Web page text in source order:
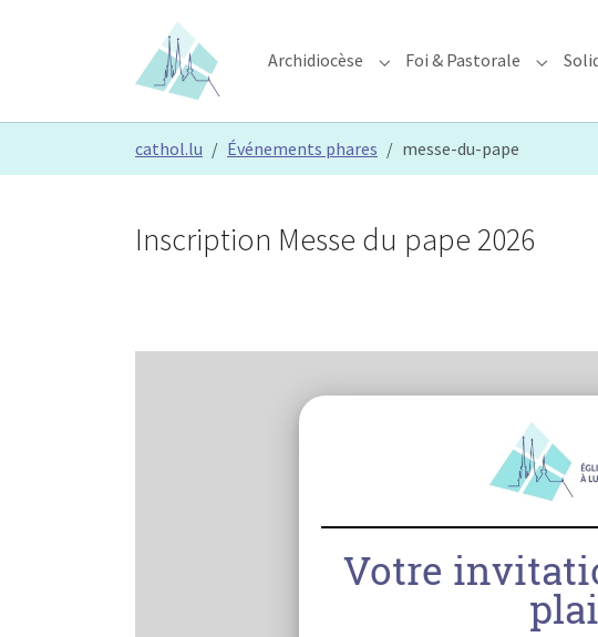
Archidiocèse Submenu for "Archidiocèse"
Foi & Pastorale
cathol.lu Événements phares messe-du-pape
Inscription Messe du pape 2026